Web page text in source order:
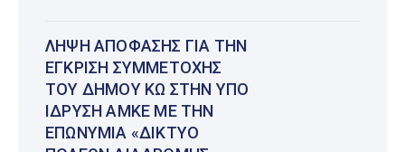
ΛΉΨΗ ΑΠΌΦΑΣΗΣ ΓΙΑ ΤΗΝ
ΈΓΚΡΙΣΗ ΣΥΜΜΕΤΟΧΉΣ
ΤΟΥ ΔΉΜΟΥ ΚΩ ΣΤΗΝ ΥΠΌ
ΊΔΡΥΣΗ ΑΜΚΕ ΜΕ ΤΗΝ
ΕΠΩΝΥΜΊΑ «ΔΊΚΤΥΟ